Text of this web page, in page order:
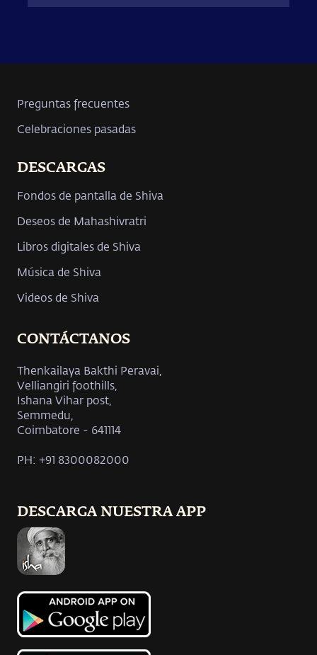
Preguntas frecuentes
Celebraciones pasadas
DESCARGAS
Fondos de pantalla de Shiva
Deseos de Mahashivratri
Libros digitales de Shiva
Música de Shiva
Videos de Shiva
CONTÁCTANOS
Thenkailaya Bakthi Peravai,
Velliangiri foothills,
Ishana Vihar post,
Semmedu,
Coimbatore - 641114
PH: +91 8300082000
DESCARGA NUESTRA APP